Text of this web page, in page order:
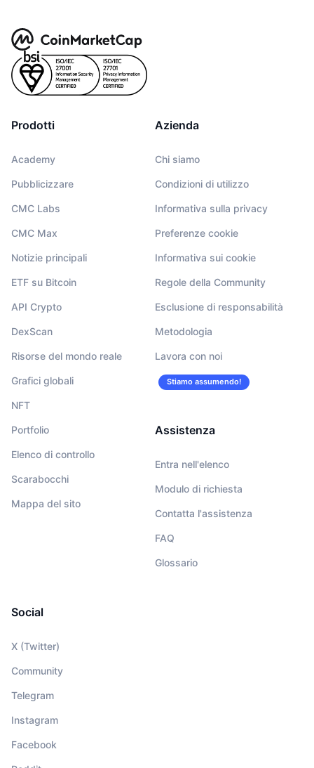
Prodotti
Academy
Pubblicizzare
CMC Labs
CMC Max
Notizie principali
ETF su Bitcoin
API Crypto
DexScan
Risorse del mondo reale
Grafici globali
NFT
Portfolio
Elenco di controllo
Scarabocchi
Mappa del sito
Azienda
Chi siamo
Condizioni di utilizzo
Informativa sulla privacy
Preferenze cookie
Informativa sui cookie
Regole della Community
Esclusione di responsabilità
Metodologia
Lavora con noi
Stiamo assumendo!
Assistenza
Entra nell'elenco
Modulo di richiesta
Contatta l'assistenza
FAQ
Glossario
Social
X (Twitter)
Community
Telegram
Instagram
Facebook